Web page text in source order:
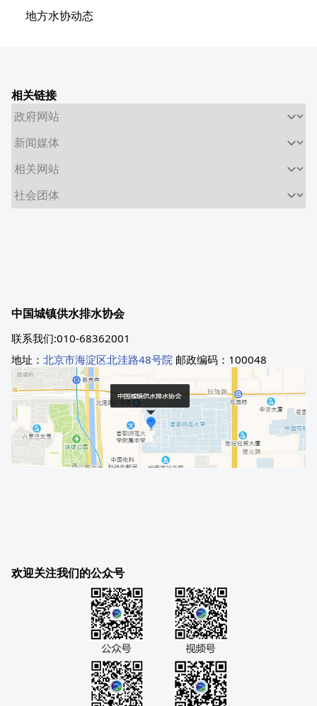
地方水协动态
相关链接
中国城镇供水排水协会
联系我们:010-68362001
地址： 北京市海淀区北洼路48号院 邮政编码：100048
欢迎关注我们的公众号